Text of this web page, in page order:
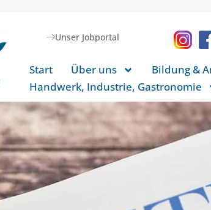
Unser Jobportal
Start Über uns Bildung &
Handwerk, Industrie, Gastronomie